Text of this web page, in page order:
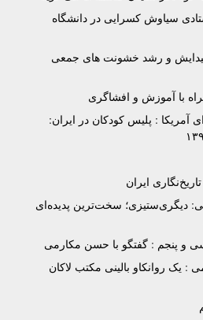
سیاوش کسرایی در دانشگاه
پیدایش و رشد خشونت های جمعی
با آموزش و افشاگری
آمریکا : پلیس کودکان در ایران:
ایران
دیگری‌ستیزی؛ سخت‌ترین پدیده‌ای
و پنجم : گفتگو با حسن مکارمی
یک روانکاو بالینی مکتب لاکان